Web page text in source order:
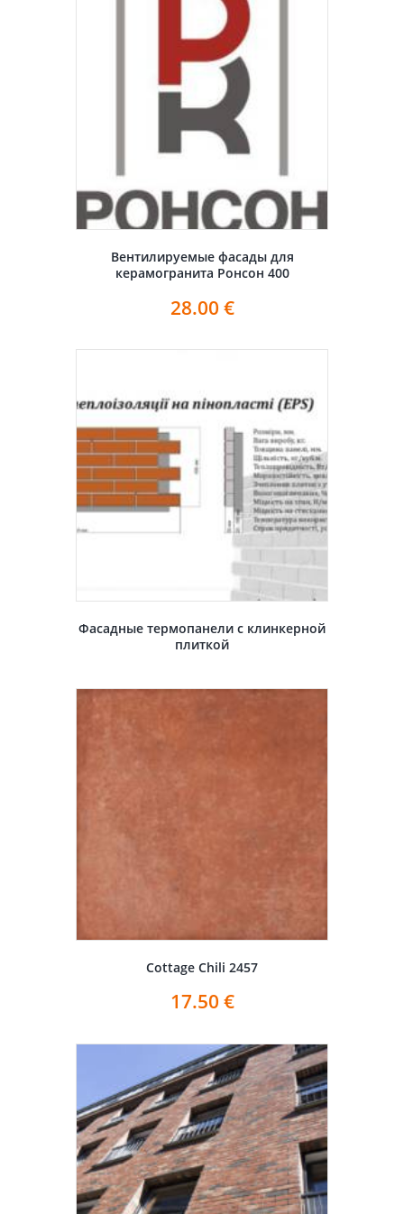
Вентилируемые фасады для
керамогранита Ронсон 400
28.00 €
Фасадные термопанели с клинкерной
плиткой
Cottage Chili 2457
17.50 €